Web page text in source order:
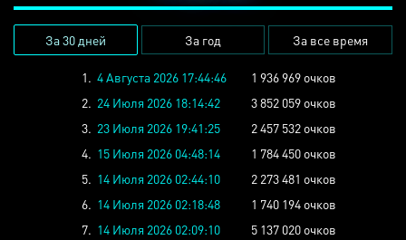
За 30 дней За год За все время
1. 4 Августа 2026 17:44:46
1 936 969 очков
2. 24 Июля 2026 18:14:42
3 852 059 очков
3. 23 Июля 2026 19:41:25
2 457 532 очков
4. 15 Июля 2026 04:48:14
1 784 450 очков
5. 14 Июля 2026 02:44:10
2 273 481 очков
6. 14 Июля 2026 02:18:48
1 740 194 очков
7. 14 Июля 2026 02:09:10
5 137 020 очков